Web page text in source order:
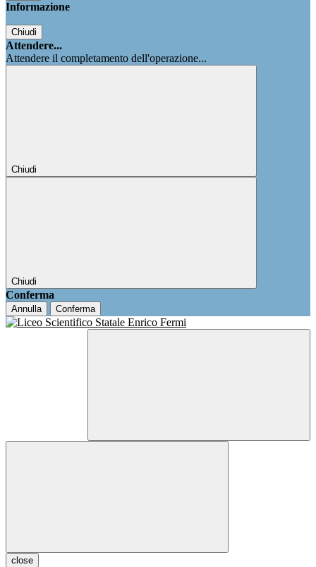
Informazione
Chiudi
Attendere...
Attendere il completamento dell'operazione...
Chiudi
Chiudi
Conferma
Annulla Conferma
close